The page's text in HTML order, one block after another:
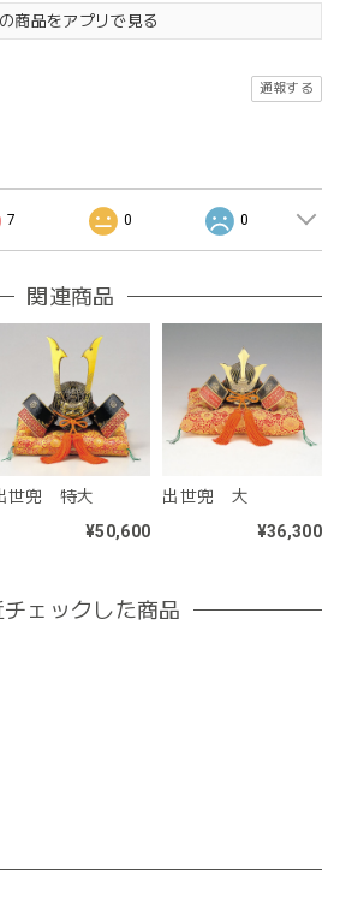
商品をアプリで見る
通報する
7 0 0
関連商品
世兜 特大
¥50,600
出世兜 大
¥36,300
ェックした商品